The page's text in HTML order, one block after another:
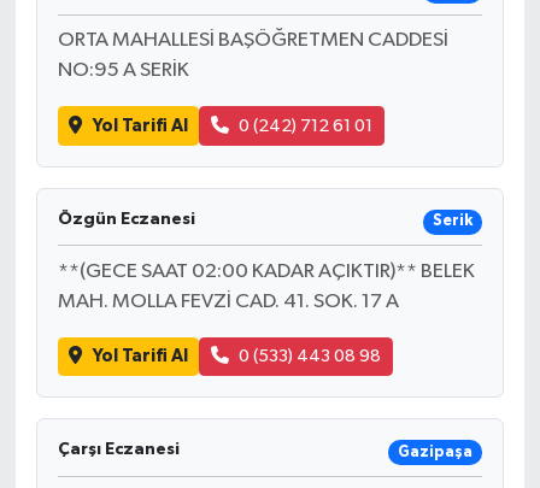
ORTA MAHALLESİ BAŞÖĞRETMEN CADDESİ
NO:95 A SERİK
Yol Tarifi Al 0 (242) 712 61 01
Özgün Eczanesi Serik
**(GECE SAAT 02:00 KADAR AÇIKTIR)** BELEK
MAH. MOLLA FEVZİ CAD. 41. SOK. 17 A
Yol Tarifi Al 0 (533) 443 08 98
Çarşı Eczanesi Gazipaşa